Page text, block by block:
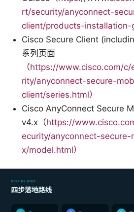
rt/security/anyconnect-
client/products-installation-
Cisco Secure Client
系列页面
（https://www.cisco.com/
rity/anyconnect-secure-
client/series.html）
Cisco AnyConnect Secure
v4.x（https://
ecurity/anyconnect-
x/model.html）